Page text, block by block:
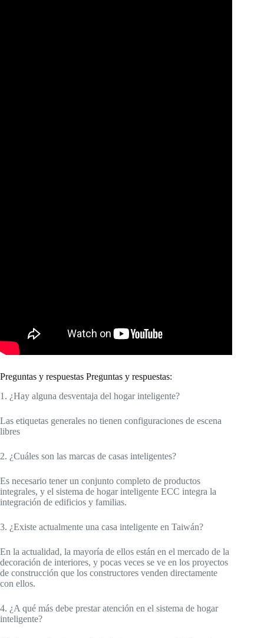
Preguntas y respuestas Preguntas y respuestas:
1. ¿Hay alguna desventaja del hogar inteligente?
Las etiquetas generales no tienen configuraciones de escena
libres
2. ¿Cuáles son las marcas de casas inteligentes?
Es necesario tener un conjunto completo de productos
integrales, y el sistema de hogar inteligente ECC integra la
integración de edificios y familias.
3. ¿Existe actualmente una casa inteligente en Taiwán?
En la actualidad, la mayoría de ellos están en el mercado de la
decoración de interiores, y pocas veces se ve en los proyectos
de construcción que los constructores venden directamente
con ellos.
4. ¿A qué más debe prestar atención en el sistema de hogar
inteligente?